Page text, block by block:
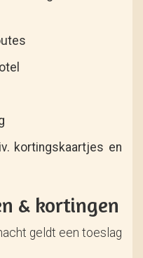
kortingskaartjes en
& kortingen
geldt een toeslag